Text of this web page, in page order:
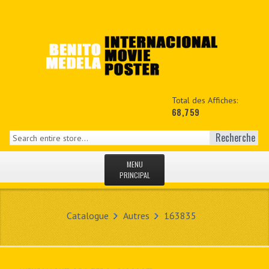
Total des Affiches:
68,759
Recherche
MENU
PRINCIPAL
MON COPTE
Catalogue Autres 163835